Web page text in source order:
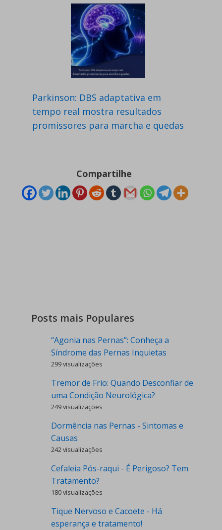
Parkinson: DBS adaptativa em
tempo real mostra resultados
promissores para marcha e quedas
Compartilhe
Posts mais Populares
“Agonia nas Pernas”: Conheça a
Síndrome das Pernas Inquietas
299 visualizações
Tremor de Frio: Quando Desconfiar de
uma Condição Neurológica?
249 visualizações
Dormência nas Pernas - Sintomas e
Causas
242 visualizações
Cefaleia Pós-raqui - É Perigoso? Tem
Tratamento?
180 visualizações
Tique Nervoso e Cacoete - Há
esperança e tratamento!